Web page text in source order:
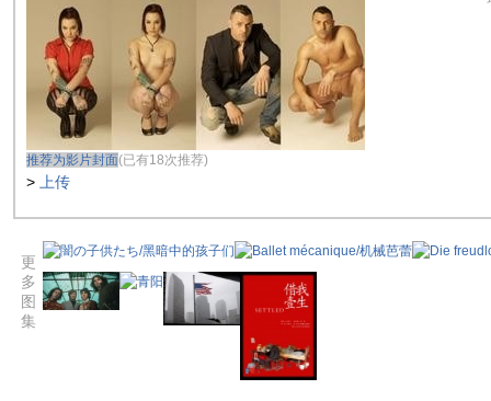
推荐为影片封面(已有18次推荐)
> 上传
更
多
图
集